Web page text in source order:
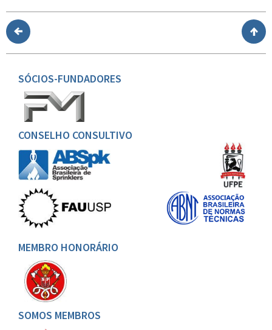
SÓCIOS-FUNDADORES
CONSELHO CONSULTIVO
MEMBRO HONORÁRIO
SOMOS MEMBROS